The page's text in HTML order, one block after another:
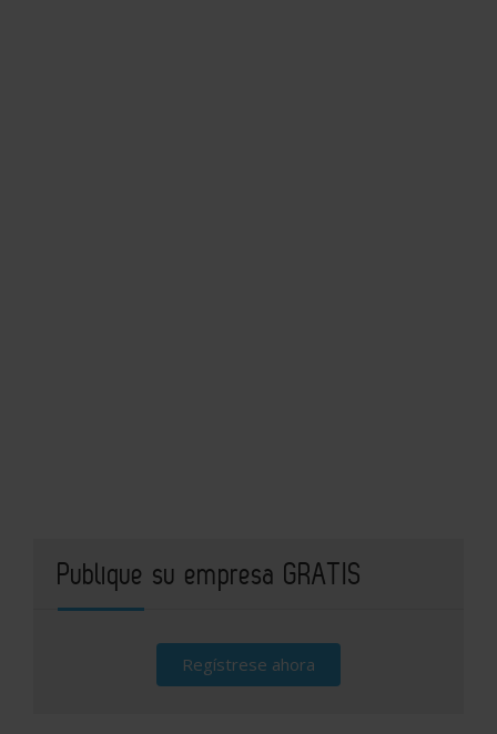
Publique su empresa GRATIS
Regístrese ahora